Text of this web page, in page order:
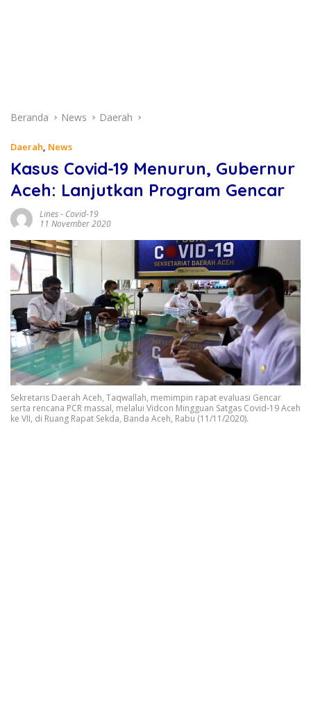
Beranda News Daerah
Daerah, News
Kasus Covid-19 Menurun, Gubernur
Aceh: Lanjutkan Program Gencar
Lines- Covid-19
11 November 2020
Sekretaris Daerah Aceh, Taqwallah, memimpin rapat evaluasi Gencar
serta rencana PCR massal, melalui Vidcon Mingguan Satgas Covid-19 Aceh
ke VII, di Ruang Rapat Sekda, Banda Aceh, Rabu (11/11/2020).